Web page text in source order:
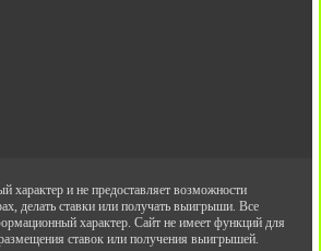
характер и не предоставляет возможности
делать ставки или получать выигрыши. Все
характер. Сайт не имеет функций для
ставок или получения выигрышей.